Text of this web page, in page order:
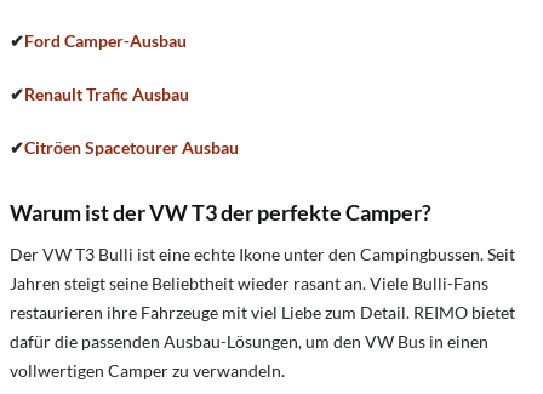
✔Ford Camper-Ausbau
✔Renault Trafic Ausbau
✔Citröen Spacetourer Ausbau
Warum ist der VW T3 der perfekte Camper?
Der VW T3 Bulli ist eine echte Ikone unter den Campingbussen. Seit
Jahren steigt seine Beliebtheit wieder rasant an. Viele Bulli-Fans
restaurieren ihre Fahrzeuge mit viel Liebe zum Detail. REIMO bietet
dafür die passenden Ausbau-Lösungen, um den VW Bus in einen
vollwertigen Camper zu verwandeln.